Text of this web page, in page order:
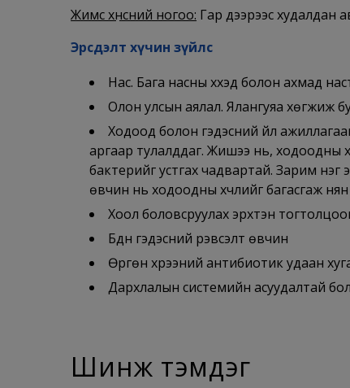
Жимс хүнсний ногоо: Гар дээрээс худалдан
Эрсдэлт хүчин зүйлс
Нас. Бага насны хүүхэд болон ахмад
Олон улсын аялал. Ялангуяа хөгжиж
Ходоод болон гэдэсний үйл
аргаар тулалддаг. Жишээ нь, ходоодны
бактерийг устгах чадвартай. Зарим нэг
өвчин нь ходоодны хүчлийг багасгаж
Хоол боловсруулах эрхтэн
Бүдүүн гэдэсний үрэвсэлт өвчин
Өргөн хүрээний антибиотик удаан
Дархлалын системийн асуудалтай бол
Шинж тэмдэг